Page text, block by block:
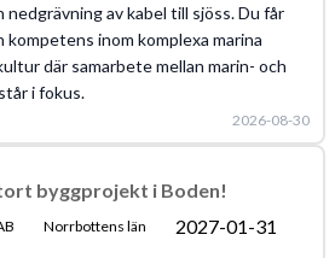
av kabel till sjöss. Du får
inom komplexa marina
där samarbete mellan marin- och
i fokus.
2026-08-30
byggprojekt i Boden!
Norrbottens län 2027-01-31